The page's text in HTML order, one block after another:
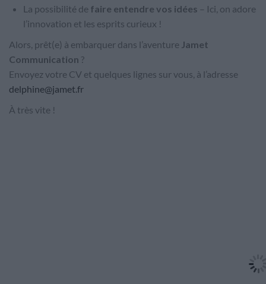
La possibilité de faire entendre vos idées – Ici, on adore
l’innovation et les esprits curieux !
Alors, prêt(e) à embarquer dans l’aventure Jamet
Communication ?
Envoyez votre CV et quelques lignes sur vous, à l’adresse
delphine@jamet.fr
À très vite !